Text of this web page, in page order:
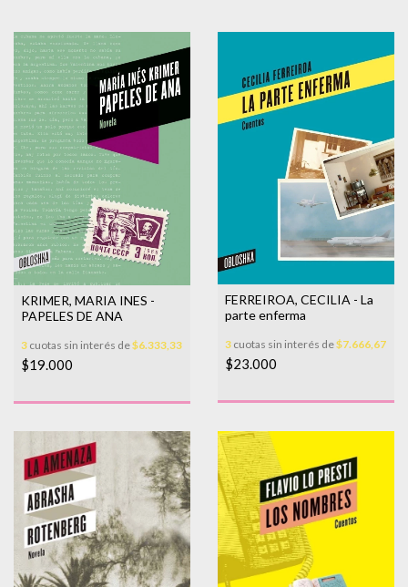
KRIMER, MARIA INES -
PAPELES DE ANA
3 cuotas sin interés de$6.333,33
$19.000
FERREIROA, CECILIA - La
parte enferma
3 cuotas sin interés de$7.666,67
$23.000